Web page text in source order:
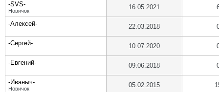
-SVS-
Новичок 16.05.2021
-Алексей- 22.03.2018
-Сергей- 10.07.2020
-Евгений- 09.06.2018
-Иваныч-
Новичок 05.02.2015